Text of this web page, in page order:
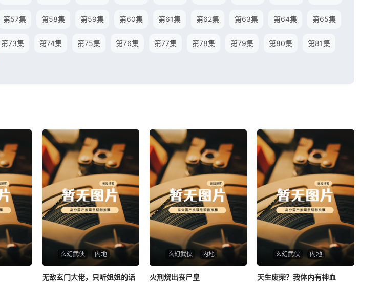
第57集 第58集 第59集 第60集 第61集 第62集 第63集 第64集 第65集
第73集 第74集 第75集 第76集 第77集 第78集 第79集 第80集 第81集
玄幻武侠 内地
无敌玄门大佬，只听姐姐的话
无敌玄门大佬，只听姐姐的话
玄幻武侠 内地
火刑烧出丧尸皇
火刑烧出丧尸皇
玄幻武侠 内地
天生废柴？我体内有神血